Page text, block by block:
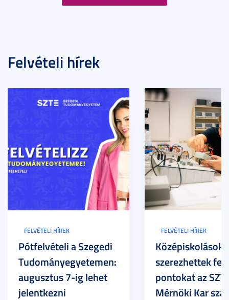
Felvételi hírek
FELVÉTELI HÍREK
Pótfelvételi a Szegedi
Tudományegyetemen:
augusztus 7-ig lehet
jelentkezni
FELVÉTELI HÍREK
Középiskolások
szerezhettek
pontokat az
Mérnöki Kar